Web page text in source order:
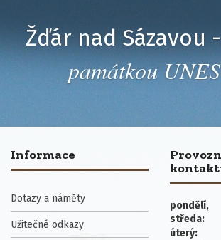
Žďár nad Sázavou -
památkou
Informace
Dotazy a náměty
Užitečné odkazy
pondělí,
středa:
úterý: